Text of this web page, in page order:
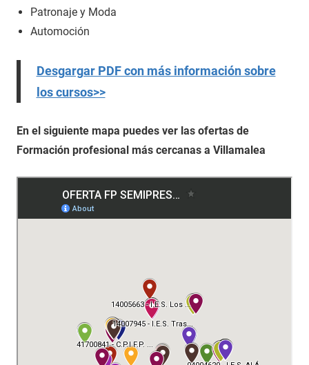
Patronaje y Moda
Automoción
Desgargar PDF con más información sobre
los cursos>>
En el siguiente mapa puedes ver las ofertas de
Formación profesional más cercanas a Villamalea